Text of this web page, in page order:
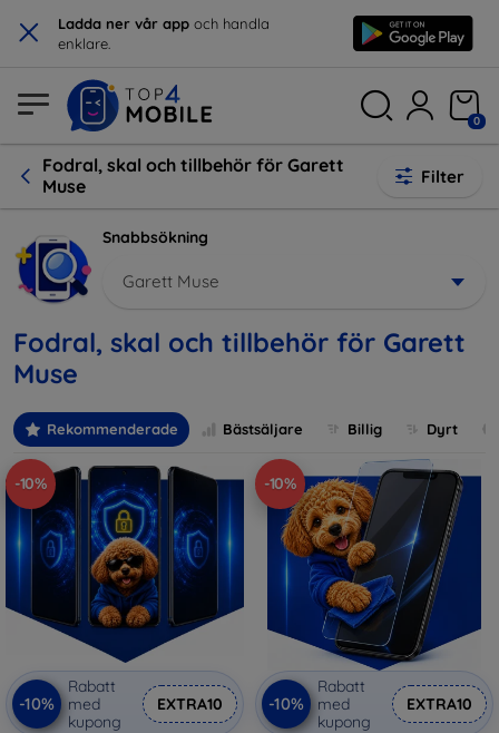
× Ladda ner vår app och handla
enklare.
0
Fodral, skal och tillbehör för Garett
Muse
Filter
Snabbsökning
Garett Muse
Fodral, skal och tillbehör för Garett
Muse
Rekommenderade Bästsäljare Billig Dyrt
-10%
-10%
Rabatt
med
kupong
EXTRA10
-10%
-10%
Rabatt
med
kupong
EXTRA10